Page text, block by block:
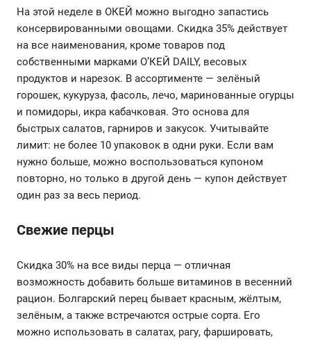
На этой неделе в ОКЕЙ можно выгодно запастись
консервированными овощами. Скидка 35% действует
на все наименования, кроме товаров под
собственными марками О’КЕЙ DAILY, весовых
продуктов и нарезок. В ассортименте — зелёный
горошек, кукуруза, фасоль, лечо, маринованные огурцы
и помидоры, икра кабачковая. Это основа для
быстрых салатов, гарниров и закусок. Учитывайте
лимит: не более 10 упаковок в одни руки. Если вам
нужно больше, можно воспользоваться купоном
повторно, но только в другой день — купон действует
один раз за весь период.
Свежие перцы
Скидка 30% на все виды перца — отличная
возможность добавить больше витаминов в весенний
рацион. Болгарский перец бывает красным, жёлтым,
зелёным, а также встречаются острые сорта. Его
можно использовать в салатах, рагу, фаршировать,